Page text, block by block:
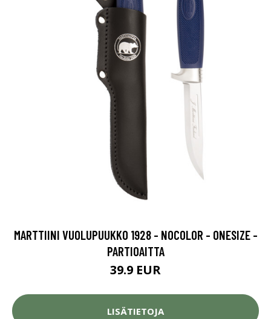
MARTTIINI VUOLUPUUKKO 1928 - NOCOLOR - ONESIZE -
PARTIOAITTA
39.9 EUR
LISÄTIETOJA